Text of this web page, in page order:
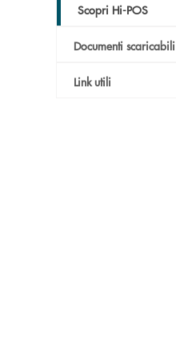
Scopri Hi-POS
Documenti scaricabili
Link utili